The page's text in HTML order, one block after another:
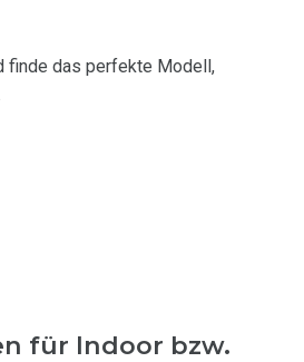
finde das perfekte Modell,
für Indoor bzw.